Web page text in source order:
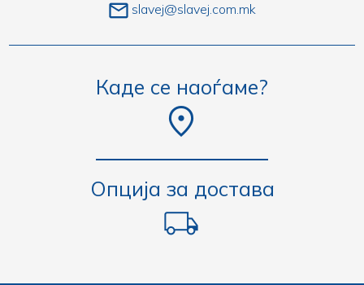
slavej@slavej.com.mk
Каде се наоѓаме?
Опција за достава